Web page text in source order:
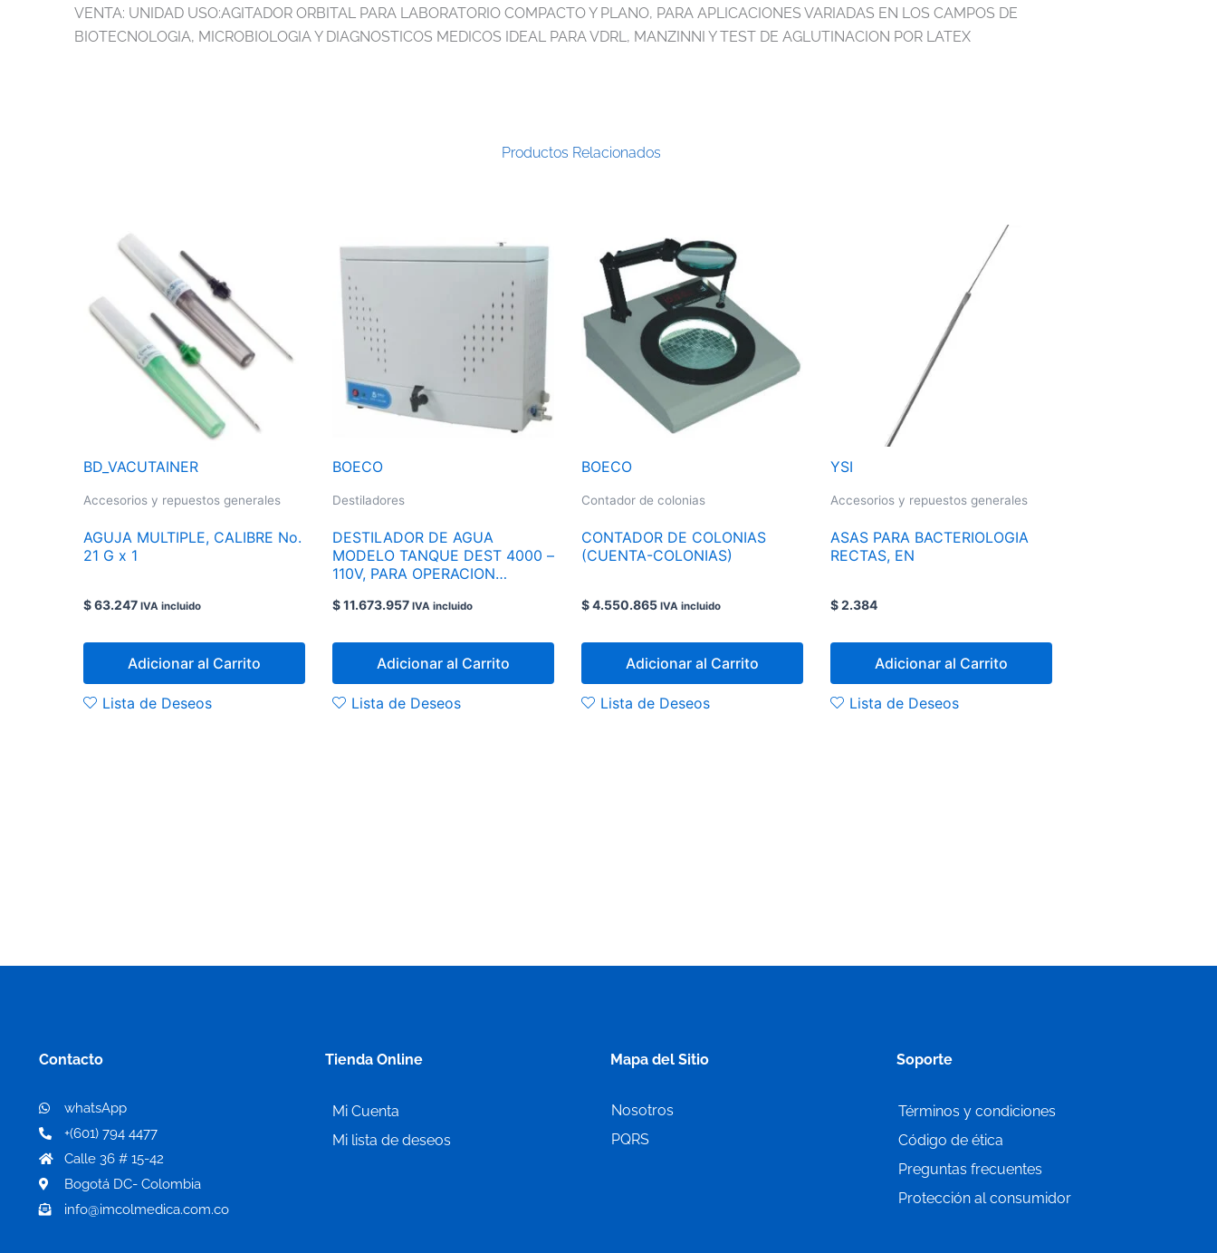
VENTA: UNIDAD USO:AGITADOR ORBITAL PARA LABORATORIO COMPACTO Y PLANO, PARA APLICACIONES VARIADAS EN LOS CAMPOS DE
BIOTECNOLOGIA, MICROBIOLOGIA Y DIAGNOSTICOS MEDICOS IDEAL PARA VDRL, MANZINNI Y TEST DE AGLUTINACION POR LATEX
Productos Relacionados
BD_VACUTAINER
Accesorios y repuestos generales
AGUJA MULTIPLE, CALIBRE No.
21 G x 1
$63.247 IVA incluido
Adicionar al Carrito
Lista de Deseos
BOECO
Destiladores
DESTILADOR DE AGUA
MODELO TANQUE DEST 4000 –
110V, PARA OPERACION
REF BOE 8
$11.673.957 IVA incluido
Adicionar al Carrito
Lista de Deseos
BOECO
Contador de colonias
CONTADOR DE COLONIAS
(CUENTA-COLONIAS)
$4.550.865 IVA incluido
Adicionar al Carrito
Lista de Deseos
YSI
Accesorios y repuestos generales
ASAS PARA BACTERIOLOGIA
RECTAS, EN
$2.384
Adicionar al Carrito
Lista de Deseos
Contacto
whatsApp
+(601) 794 4477
Calle 36 # 15-42
Bogotá DC- Colombia
info@imcolmedica.com.co
Tienda Online
Mi Cuenta
Mi lista de deseos
Mapa del Sitio
Nosotros
PQRS
Soporte
Términos y condiciones
Código de ética
Preguntas frecuentes
Protección al consumidor